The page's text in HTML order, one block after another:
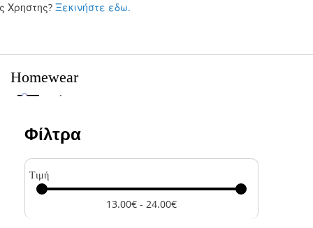
Χρηστης? Ξεκινήστε εδω.
περιεχόμενο
Homewear
Φίλτρα
Φίλτρα
Τιμή
13.00€ - 24.00€